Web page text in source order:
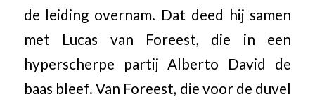
de leiding overnam. Dat deed hij samen
met Lucas van Foreest, die in een
hyperscherpe partij Alberto David de
baas bleef. Van Foreest, die voor de duvel